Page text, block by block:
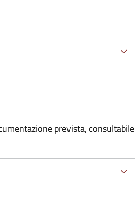
prevista, consultabile